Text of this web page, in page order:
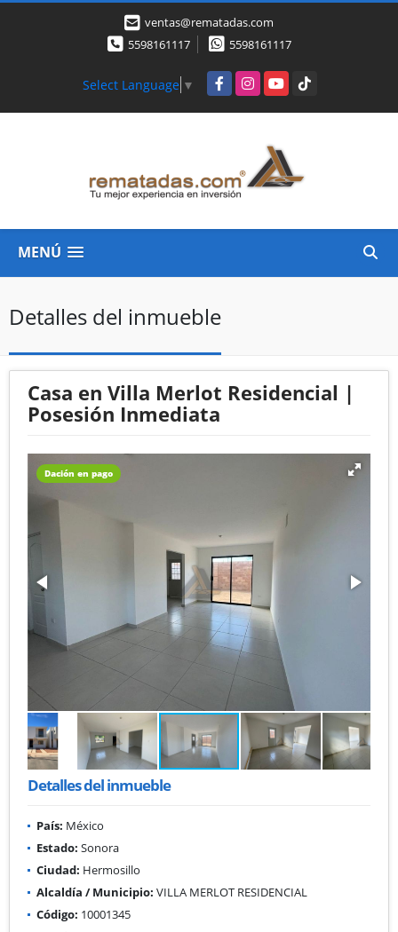
ventas@rematadas.com
5598161117
5598161117
Select Language ▼ FacebookInstagramYouTubeTikTok
MENÚ
Detalles del inmueble
Casa en Villa Merlot Residencial |
Posesión Inmediata
Dación en pago
Detalles del inmueble
País: México
Estado: Sonora
Ciudad: Hermosillo
Alcaldía / Municipio: VILLA MERLOT RESIDENCIAL
Código: 10001345